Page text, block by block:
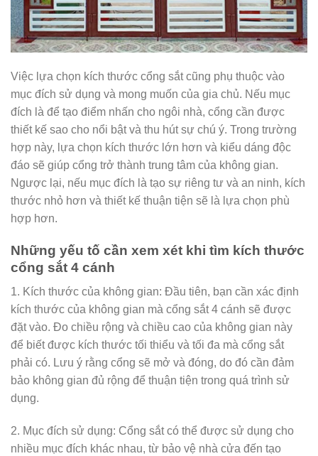
Việc lựa chọn kích thước cổng sắt cũng phụ thuộc vào
mục đích sử dụng và mong muốn của gia chủ. Nếu mục
đích là để tạo điểm nhấn cho ngôi nhà, cổng cần được
thiết kế sao cho nổi bật và thu hút sự chú ý. Trong trường
hợp này, lựa chọn kích thước lớn hơn và kiểu dáng độc
đáo sẽ giúp cổng trở thành trung tâm của không gian.
Ngược lại, nếu mục đích là tạo sự riêng tư và an ninh, kích
thước nhỏ hơn và thiết kế thuận tiện sẽ là lựa chọn phù
hợp hơn.
Những yếu tố cần xem xét khi tìm kích thước
cổng sắt 4 cánh
1. Kích thước của không gian: Đầu tiên, bạn cần xác định
kích thước của không gian mà cổng sắt 4 cánh sẽ được
đặt vào. Đo chiều rộng và chiều cao của không gian này
để biết được kích thước tối thiểu và tối đa mà cổng sắt
phải có. Lưu ý rằng cổng sẽ mở và đóng, do đó cần đảm
bảo không gian đủ rộng để thuận tiện trong quá trình sử
dụng.
2. Mục đích sử dụng: Cổng sắt có thể được sử dụng cho
nhiều mục đích khác nhau, từ bảo vệ nhà cửa đến tạo